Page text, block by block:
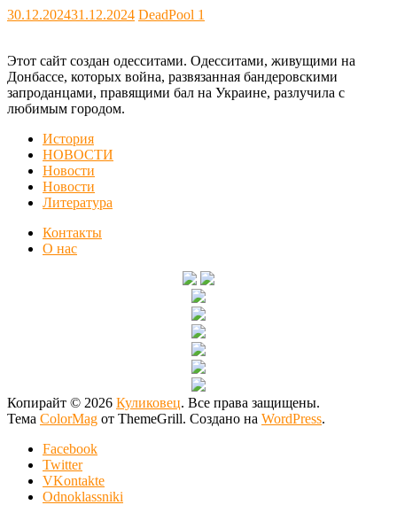
30.12.202431.12.2024 DeadPool 1
Этот сайт создан одесситами. Одесситами, живущими на
Донбассе, которых война, развязанная бандеровскими
запроданцами, правящими бал на Украине, разлучила с
любимым городом.
История
НОВОСТИ
Новости
Новости
Литература
Контакты
О нас
Копирайт © 2026 Куликовец. Все права защищены.
Тема ColorMag от ThemeGrill. Создано на WordPress.
Facebook
Twitter
VKontakte
Odnoklassniki